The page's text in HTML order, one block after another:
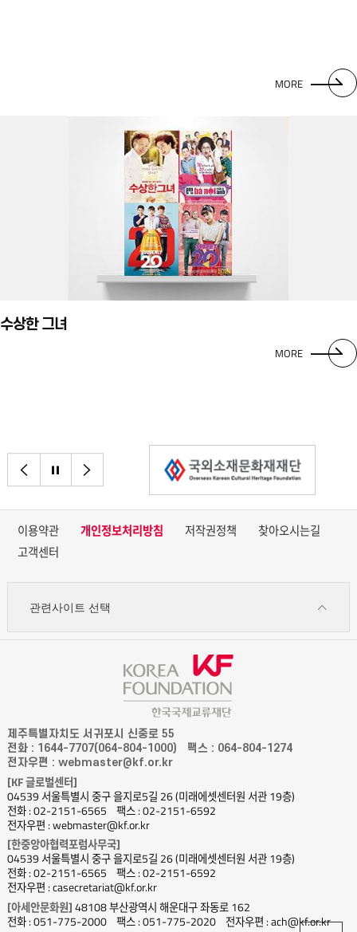
MORE
수상한 그녀
MORE
이전으로
정지
이용약관 개인정보처리방침 저작권정책
찾아오시는길
고객센터
관련사이트 선택
제주특별자치도 서귀포시 신중로 55
전화 : 1644-7707(064-804-1000)
팩스 : 064-804-1274
전자우편 : webmaster@kf.or.kr
[KF 글로벌센터]
04539 서울특별시 중구 을지로5길 26 (미래에셋센터원 서관 19층)
전화 : 02-2151-6565
팩스 : 02-2151-6592
전자우편 : webmaster@kf.or.kr
[한중앙아협력포럼사무국]
04539 서울특별시 중구 을지로5길 26 (미래에셋센터원 서관 19층)
전화 : 02-2151-6565
팩스 : 02-2151-6592
전자우편 : casecretariat@kf.or.kr
[아세안문화원] 48108 부산광역시 해운대구 좌동로 162
전화 : 051-775-2000
팩스 : 051-775-2020 전자우편 : ach@kf.or.kr